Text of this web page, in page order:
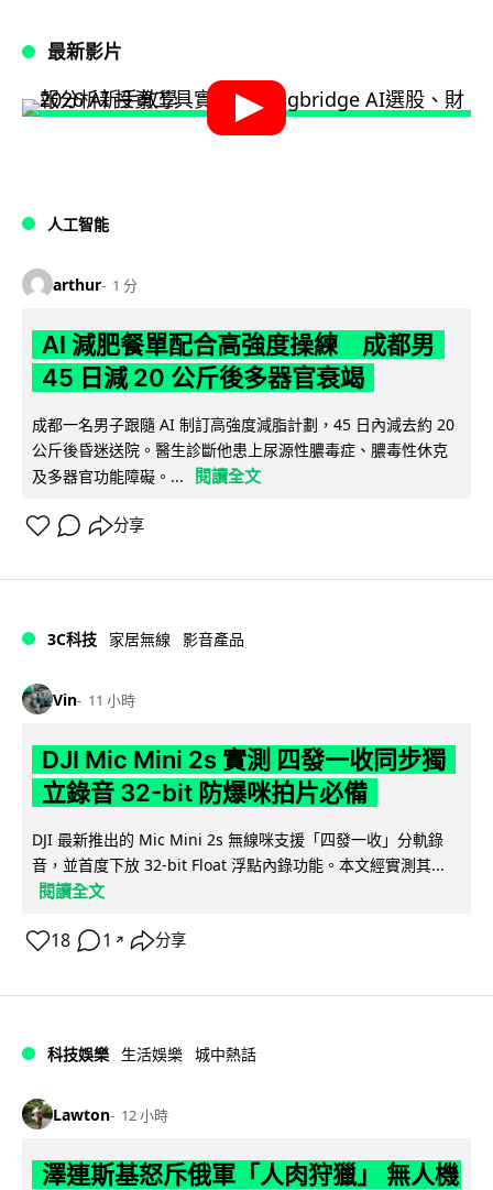
最新影片
人工智能
arthur 1 分
AI 減肥餐單配合高強度操練 成都男
45 日減 20 公斤後多器官衰竭
成都一名男子跟隨 AI 制訂高強度減脂計劃，45 日內減去約 20
公斤後昏迷送院。醫生診斷他患上尿源性膿毒症、膿毒性休克
及多器官功能障礙。...
閱讀全文
分享
3C科技 家居無線 影音產品
Vin 11 小時
DJI Mic Mini 2s 實測 四發一收同步獨
立錄音 32-bit 防爆咪拍片必備
DJI 最新推出的 Mic Mini 2s 無線咪支援「四發一收」分軌錄
音，並首度下放 32-bit Float 浮點內錄功能。本文經實測其...
閱讀全文
18 1 ↗ 分享
科技娛樂 生活娛樂 城中熱話
Lawton 12 小時
澤連斯基怒斥俄軍「人肉狩獵」 無人機